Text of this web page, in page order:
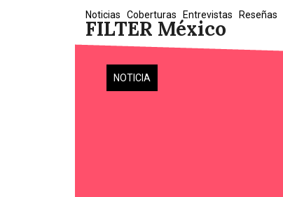
FILTER México
Noticias Coberturas Entrevistas Reseñas
NOTICIA